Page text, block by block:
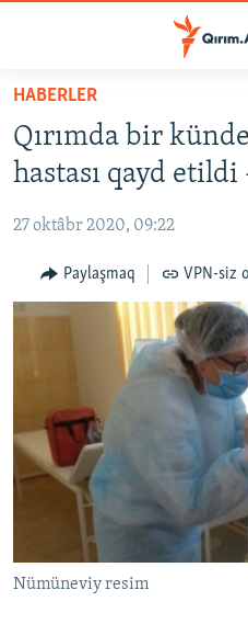
Esas
qaytmaq
Baş
qaytmaq
qaytmaq
HABERLER
SİYASET
İQTİSADİYAT
CEMİYET
MEDENİYET
İNSAN AQLARI
BLOGLAR
FİKİR
Русский
Українською
HABERLER
Qırımda bir
hastası qayd
27 oktâbr 2020, 09:22
Paylaşmaq VPN-siz
Nümüneviy resim